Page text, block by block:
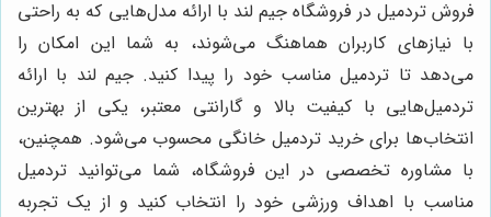
فروش تردمیل در فروشگاه جیم لند با ارائه مدل‌هایی که به راحتی
با نیازهای کاربران هماهنگ می‌شوند، به شما این امکان را
می‌دهد تا تردمیل مناسب خود را پیدا کنید. جیم لند با ارائه
تردمیل‌هایی با کیفیت بالا و گارانتی معتبر، یکی از بهترین
انتخاب‌ها برای خرید تردمیل خانگی محسوب می‌شود. همچنین،
با مشاوره تخصصی در این فروشگاه، شما می‌توانید تردمیل
مناسب با اهداف ورزشی خود را انتخاب کنید و از یک تجربه